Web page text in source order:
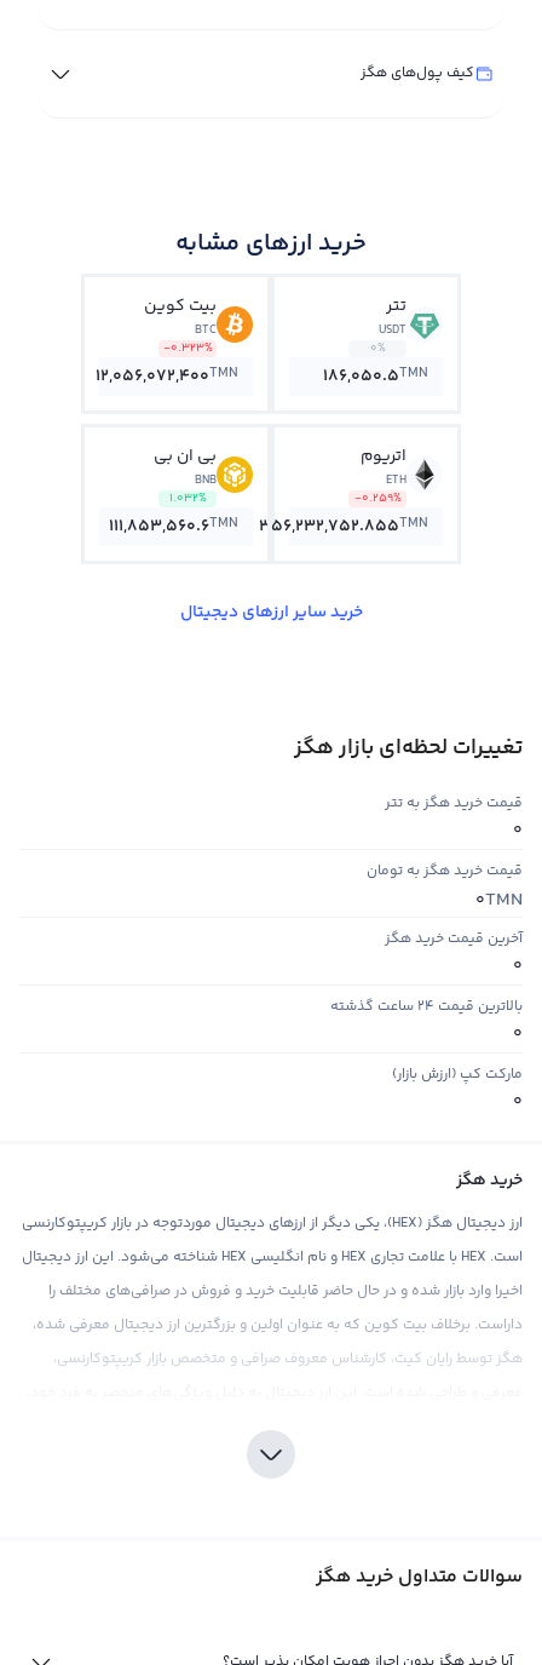
کیف پول‌های هگز
خرید ارزهای مشابه
تتر
USDT
0%
186,050.5TMN
بیت کوین
BTC
-0.323%
12,056,072,400TMN
اتریوم
ETH
-0.259%
356,232,752.855TMN
بی ان بی
BNB
1.032%
111,853,560.6TMN
خرید سایر ارزهای دیجیتال
تغییرات لحظه‌ای بازار هگز
قیمت خرید هگز به تتر
0
قیمت خرید هگز به تومان
TMN
0
آخرین قیمت خرید هگز
0
بالاترین قیمت ۲۴ ساعت گذشته
0
مارکت کپ (ارزش بازار)
0
خرید هگز
ارز دیجیتال هگز (HEX)، یکی دیگر از ارزهای دیجیتال موردتوجه در بازار کریپتوکارنسی
است. HEX با علامت تجاری HEX و نام انگلیسی HEX شناخته می‌شود. این ارز دیجیتال
اخیرا وارد بازار شده و در حال حاضر قابلیت خرید و فروش در صرافی‌های مختلف را
داراست. برخلاف بیت کوین که به عنوان اولین و بزرگترین ارز دیجیتال معرفی شده،
هگز توسط رایان کیث، کارشناس معروف صرافی و متخصص بازار کریپتوکارنسی،
به سرعت مورد توجه و استقبال سرمایه‌گذاران قرار گرفته و از آن ها سرمایه‌گذاری
کریپتوکارنسی فراهم می‌کند. اما مانند هر نوع سرمایه‌گذاری دیگری در بازار ارزهای
سوالات متداول خرید هگز